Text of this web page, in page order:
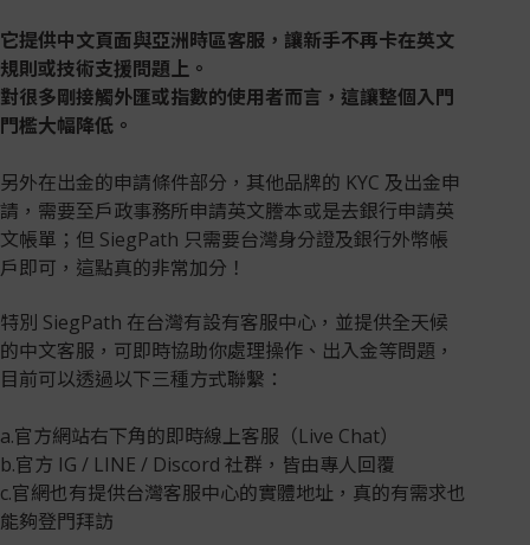
它提供中文頁面與亞洲時區客服，讓新手不再卡在英文
規則或技術支援問題上。
對很多剛接觸外匯或指數的使用者而言，這讓整個入門
門檻大幅降低。
另外在出金的申請條件部分，其他品牌的 KYC 及出金申
請，需要至戶政事務所申請英文謄本或是去銀行申請英
文帳單；但 SiegPath 只需要台灣身分證及銀行外幣帳
戶即可，這點真的非常加分！
特別 SiegPath 在台灣有設有客服中心，並提供全天候
的中文客服，可即時協助你處理操作、出入金等問題，
目前可以透過以下三種方式聯繫：
a.官方網站右下角的即時線上客服（Live Chat）
b.官方 IG / LINE / Discord 社群，皆由專人回覆
c.官網也有提供台灣客服中心的實體地址，真的有需求也
能夠登門拜訪